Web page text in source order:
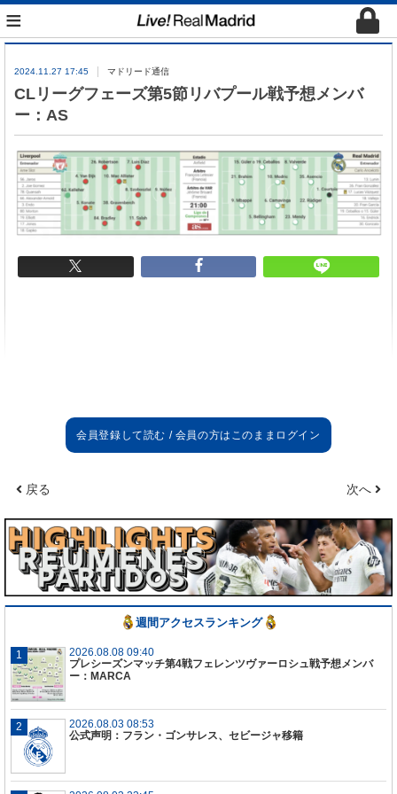
≡
2024.11.27 17:45 マドリード通信
CLリーグフェーズ第5節リバプール戦予想メンバ
ー：AS
戻る 次へ
週間アクセスランキング
2026.08.08 09:40
プレシーズンマッチ第4戦フェレンツヴァーロシュ戦予想メンバ
ー：MARCA
2026.08.03 08:53
公式声明：フラン・ゴンサレス、セビージャ移籍